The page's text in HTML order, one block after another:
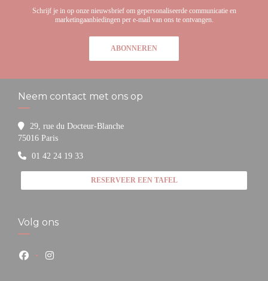
Schrijf je in op onze nieuwsbrief om gepersonaliseerde communicatie en
marketingaanbiedingen per e-mail van ons te ontvangen.
ABONNEREN
Neem contact met ons op
29, rue du Docteur-Blanche
75016 Paris((opent in een nieuw venster))
01 42 24 19 33
RESERVEER EEN TAFEL
Volg ons
Facebook ((opent in een nieuw venster))
Instagram ((opent in een nieuw venster))